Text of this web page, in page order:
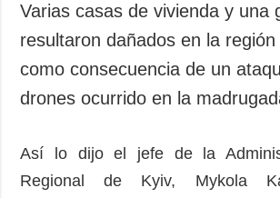
Varias casas de vivienda y una
resultaron dañados en la
como consecuencia de un
drones ocurrido en la
Así lo dijo el jefe de la
Regional de Kyiv, Mykola